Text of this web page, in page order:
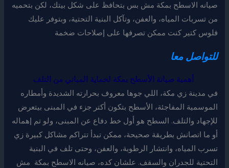
صيانه الاسطح بمكة مش بس بتحافظ على شكل بيتك، لكن بتحميه
من تسربات المياه، والعفن، وتآكل البنية التحتية، وبتوفر عليك
فلوس كتير كنت ممكن تصرفها على إصلاحات ضخمة
للتواصل معا
أهمية صيانة الأسطح بمكة لحماية المباني من التلف
في مدينة زي مكة، اللي جوها معروف بحرارته الشديدة وأمطاره
الموسمية المفاجئة، الأسطح بتكون أكتر جزء في المبنى بيتعرض
للإجهاد والتلف. السطح هو أول خط دفاع عن المبنى، ولو تم إهماله
أو ما اتصانش بطريقة صحيحة، ممكن تبدأ تتراكم مشاكل كبيرة زي
تسرب المياه، وانتشار الرطوبة، والعفن، وحتى تلف في البنية
التحتية للجدران والسقف. علشان كده، صيانه الاسطح بمكة مش